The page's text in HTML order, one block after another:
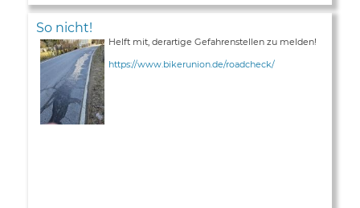
So nicht!
Helft mit, derartige Gefahrenstellen zu melden!
https://www.bikerunion.de/roadcheck/